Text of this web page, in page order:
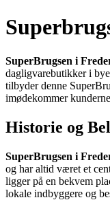
SuperBrugsen i
dagligvarebutikker i
tilbyder denne
imødekommer
Historie og
SuperBrugsen i
og har altid været et
ligger på en bekvem
lokale indbyggere og